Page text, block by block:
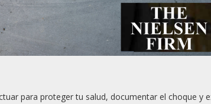
para proteger tu salud, documentar el choque y